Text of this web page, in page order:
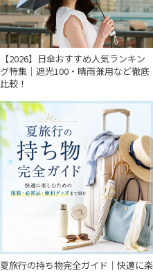
【2026】日傘おすすめ人気ランキン
グ特集｜遮光100・晴雨兼用など徹底
比較！
夏旅行の持ち物完全ガイド｜快適に楽